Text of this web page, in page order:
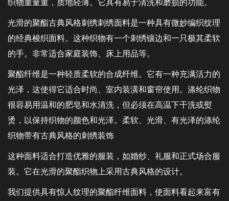
光滑的聚酯古典风格刺绣刺绣面料是一种具有微妙编织纹理
的经典梭织面料。这种织物有一个刺绣镶边和一只极其柔软
的手。非常适合家庭装饰、床上用品等。
聚酯纤维是一种轻质柔软的合成纤维。它有一种充满活力的
光泽，这使得它适合时尚、室内装潢和窗帘使用。涤纶织物
很容易用温和的肥皂和水清洗，但必须在高温下干洗或熨
烫，以保持织物的颜色和光泽。柔软、光滑、有光泽的涤纶
织物带有古典风格的刺绣装饰
这种面料适合打造优雅的服装，如婚纱、礼服和正式场合服
装。它在光滑的聚酯织物上采用古典风格的设计。
我们提供具有惊人纹理的聚酯纤维面料，使面料看起来富有